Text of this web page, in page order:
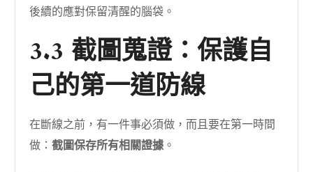
後續的應對保留清醒的腦袋。
3.3 截圖蒐證：保護自
己的第一道防線
在斷線之前，有一件事必須做，而且要在第一時間
做：截圖保存所有相關證據。